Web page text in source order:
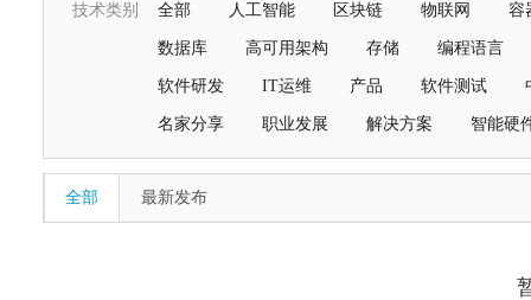
技术类别 全部 人工智能 区块链 物联网 容
数据库 高可用架构 存储 编程语言
软件研发 IT运维 产品 软件测试
名家分享 职业发展 解决方案 智能硬
全部 最新发布